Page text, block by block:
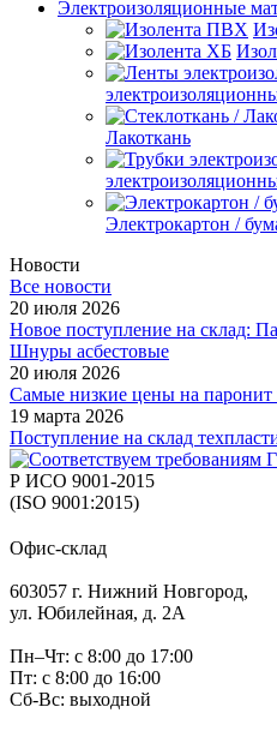
Электроизоляционные
Лакоткань
Электрокартон /
Новости
Все новости
20 июля 2026
Новое поступление на склад:
Шнуры асбестовые
20 июля 2026
Самые низкие цены на
19 марта 2026
Поступление на склад
Р ИСО 9001-2015
(ISO 9001:2015)
Офис-склад
603057 г. Нижний Новгород,
ул. Юбилейная, д. 2А
Пн–Чт: с 8:00 до 17:00
Пт: с 8:00 до 16:00
Сб-Вс: выходной